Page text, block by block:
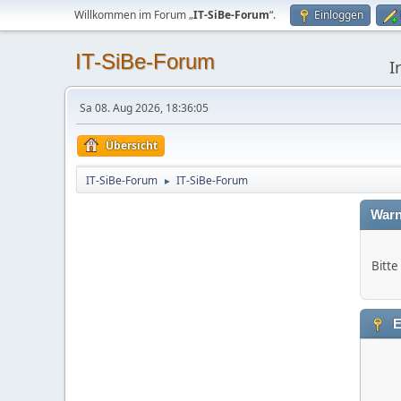
Willkommen im Forum „IT-SiBe-Forum“. Einloggen
IT-SiBe-Forum
Sa 08. Aug 2026, 18:36:05
Übersicht
IT-SiBe-Forum ► IT-SiBe-Forum
Bitte